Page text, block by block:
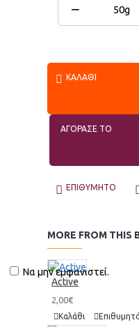
Να μην εμφανιστεί.
− 50g
ΚΑΛΆΘΙ
ΑΓΟΡΑΣΕ ΤΟ
ΕΠΙΘΥΜΗΤΌ
MORE FROM THIS
Active
2,00€
Καλάθι